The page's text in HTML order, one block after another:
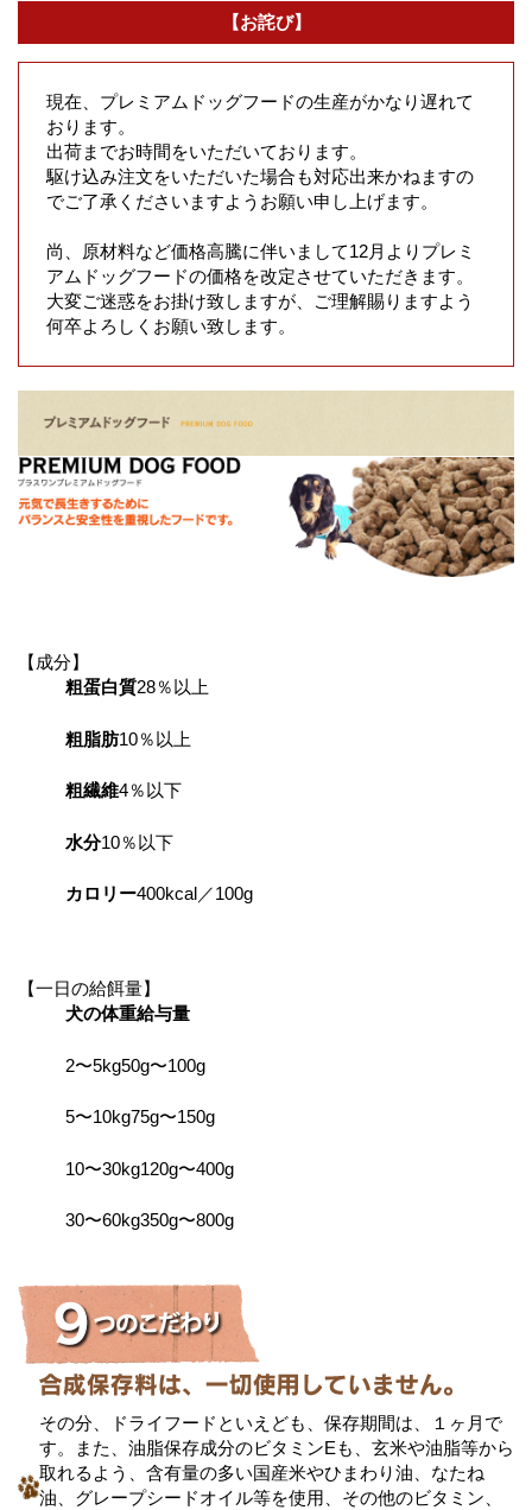
【お詫び】
現在、プレミアムドッグフードの生産がかなり遅れて
おります。
出荷までお時間をいただいております。
駆け込み注文をいただいた場合も対応出来かねますの
でご了承くださいますようお願い申し上げます。
尚、原材料など価格高騰に伴いまして12月よりプレミ
アムドッグフードの価格を改定させていただきます。
大変ご迷惑をお掛け致しますが、ご理解賜りますよう
何卒よろしくお願い致します。
【成分】
粗蛋白質28％以上
粗脂肪10％以上
粗繊維4％以下
水分10％以下
カロリー400kcal／100g
【一日の給餌量】
犬の体重給与量
2〜5kg50g〜100g
5〜10kg75g〜150g
10〜30kg120g〜400g
30〜60kg350g〜800g
その分、ドライフードといえども、保存期間は、１ヶ月で
す。また、油脂保存成分のビタミンEも、玄米や油脂等から
取れるよう、含有量の多い国産米やひまわり油、なたね
油、グレープシードオイル等を使用、その他のビタミン、